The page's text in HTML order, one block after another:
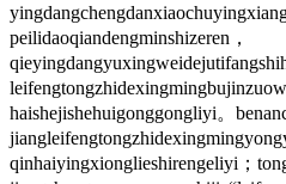
peilidaoqiandengminshizeren，
haishejishehuigonggongliyi。
qinhaiyingxionglieshirengeliyi；